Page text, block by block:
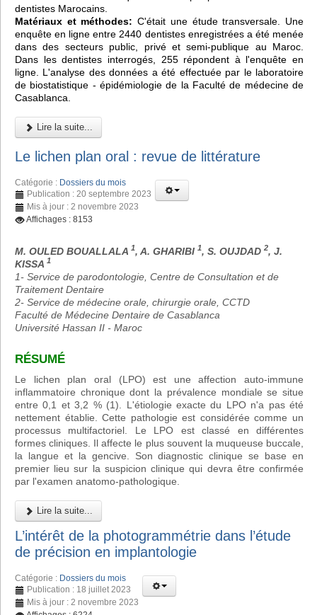
dentistes Marocains.
Matériaux et méthodes: C'était une étude transversale. Une
enquête en ligne entre 2440 dentistes enregistrées a été menée
dans des secteurs public, privé et semi-publique au Maroc.
Dans les dentistes interrogés, 255 répondent à l'enquête en
ligne. L'analyse des données a été effectuée par le laboratoire
de biostatistique - épidémiologie de la Faculté de médecine de
Casablanca.
Lire la suite...
Le lichen plan oral : revue de littérature
Catégorie : Dossiers du mois
Publication : 20 septembre 2023
Mis à jour : 2 novembre 2023
Affichages : 8153
M. OULED BOUALLALA 1, A. GHARIBI 1, S. OUJDAD 2, J.
KISSA 1
1- Service de parodontologie, Centre de Consultation et de
Traitement Dentaire
2- Service de médecine orale, chirurgie orale, CCTD
Faculté de Médecine Dentaire de Casablanca
Université Hassan II - Maroc
RÉSUMÉ
Le lichen plan oral (LPO) est une affection auto-immune
inflammatoire chronique dont la prévalence mondiale se situe
entre 0,1 et 3,2 % (1). L'étiologie exacte du LPO n'a pas été
nettement établie. Cette pathologie est considérée comme un
processus multifactoriel. Le LPO est classé en différentes
formes cliniques. Il affecte le plus souvent la muqueuse buccale,
la langue et la gencive. Son diagnostic clinique se base en
premier lieu sur la suspicion clinique qui devra être confirmée
par l'examen anatomo-pathologique.
Lire la suite...
L’intérêt de la photogrammétrie dans l’étude
de précision en implantologie
Catégorie : Dossiers du mois
Publication : 18 juillet 2023
Mis à jour : 2 novembre 2023